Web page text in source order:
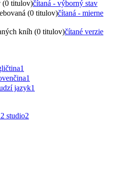
(0 titulov)čítaná - výborný stav
(0 titulov)čítaná - mierne
kníh (0 titulov)čítané verzie
1
1
jazyk1
studio2